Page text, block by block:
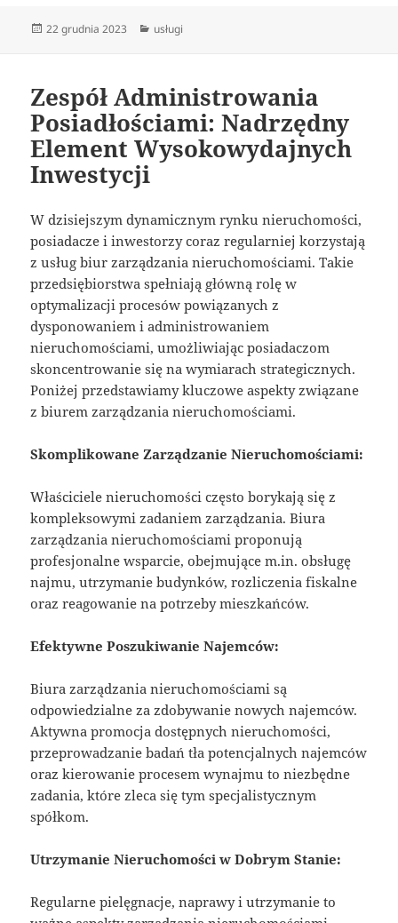
Data
22 grudnia 2023 Kategorie
usługi
Zespół Administrowania
Posiadłościami: Nadrzędny
Element Wysokowydajnych
Inwestycji
W dzisiejszym dynamicznym rynku nieruchomości,
posiadacze i inwestorzy coraz regularniej korzystają
z usług biur zarządzania nieruchomościami. Takie
przedsiębiorstwa spełniają główną rolę w
optymalizacji procesów powiązanych z
dysponowaniem i administrowaniem
nieruchomościami, umożliwiając posiadaczom
skoncentrowanie się na wymiarach strategicznych.
Poniżej przedstawiamy kluczowe aspekty związane
z biurem zarządzania nieruchomościami.
Skomplikowane Zarządzanie Nieruchomościami:
Właściciele nieruchomości często borykają się z
kompleksowymi zadaniem zarządzania. Biura
zarządzania nieruchomościami proponują
profesjonalne wsparcie, obejmujące m.in. obsługę
najmu, utrzymanie budynków, rozliczenia fiskalne
oraz reagowanie na potrzeby mieszkańców.
Efektywne Poszukiwanie Najemców:
Biura zarządzania nieruchomościami są
odpowiedzialne za zdobywanie nowych najemców.
Aktywna promocja dostępnych nieruchomości,
przeprowadzanie badań tła potencjalnych najemców
oraz kierowanie procesem wynajmu to niezbędne
zadania, które zleca się tym specjalistycznym
spółkom.
Utrzymanie Nieruchomości w Dobrym Stanie:
Regularne pielęgnacje, naprawy i utrzymanie to